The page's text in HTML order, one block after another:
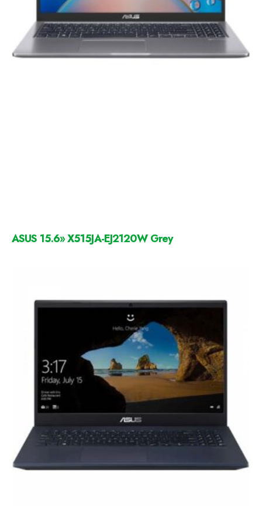
ASUS 15.6» X515JA-EJ2120W Grey